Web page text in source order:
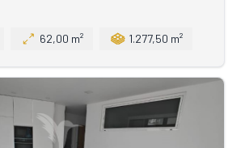
62,00 m² 1.277,50 m²